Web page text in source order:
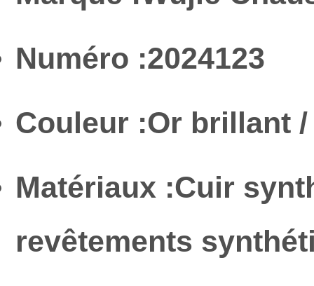
Numéro :2024123
Couleur :Or brillant
Matériaux :Cuir
revêtements